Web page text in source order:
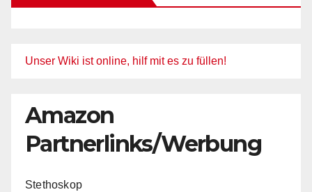
Unser Wiki ist online, hilf mit es zu füllen!
Amazon
Partnerlinks/Werbung
Stethoskop